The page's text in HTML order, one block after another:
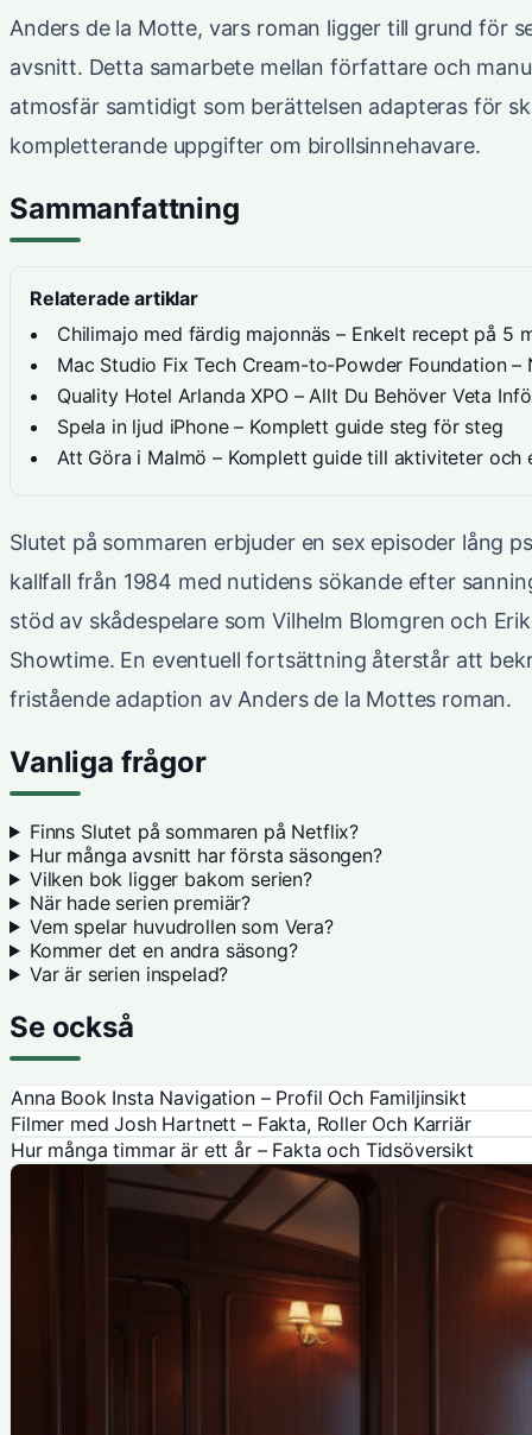
Anders de la Motte, vars roman ligger till grund för
avsnitt. Detta samarbete mellan författare och
atmosfär samtidigt som berättelsen adapteras för
kompletterande uppgifter om birollsinnehavare.
Sammanfattning
Relaterade artiklar
Chilimajo med färdig majonnäs – Enkelt recept på 5
Mac Studio Fix Tech Cream-to-Powder Foundation
Quality Hotel Arlanda XPO – Allt Du Behöver Veta
Spela in ljud iPhone – Komplett guide steg för steg
Att Göra i Malmö – Komplett guide till aktiviteter och
Slutet på sommaren erbjuder en sex episoder lång
kallfall från 1984 med nutidens sökande efter
stöd av skådespelare som Vilhelm Blomgren och
Showtime. En eventuell fortsättning återstår att
fristående adaption av Anders de la Mottes roman.
Vanliga frågor
Finns Slutet på sommaren på Netflix?
Hur många avsnitt har första säsongen?
Vilken bok ligger bakom serien?
När hade serien premiär?
Vem spelar huvudrollen som Vera?
Kommer det en andra säsong?
Var är serien inspelad?
Se också
Anna Book Insta Navigation – Profil Och Familjinsikt
Filmer med Josh Hartnett – Fakta, Roller Och Karriär
Hur många timmar är ett år – Fakta och Tidsöversikt